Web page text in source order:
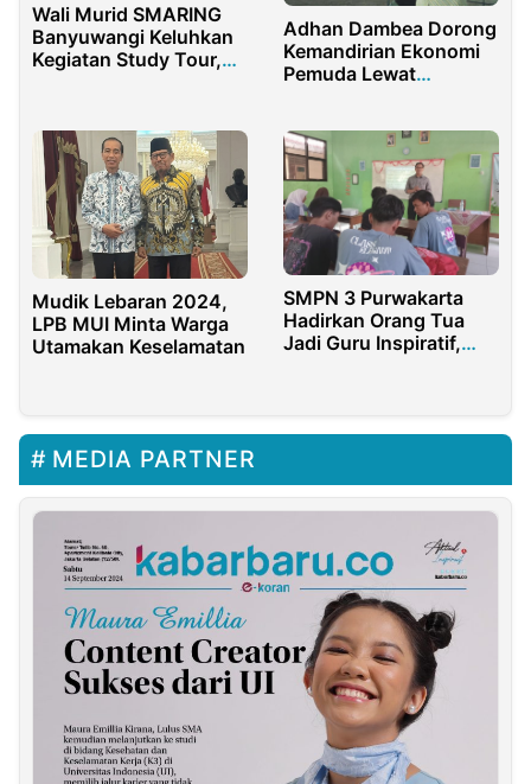
Wali Murid SMARING
Banyuwangi Keluhkan
Kegiatan Study Tour,
Adhan Dambea Dorong
Kemandirian Ekonomi
Pemuda Lewat
Mudik Lebaran 2024,
LPB MUI Minta Warga
Utamakan Keselamatan
SMPN 3 Purwakarta
Hadirkan Orang Tua
Jadi Guru Inspiratif,
MEDIA PARTNER